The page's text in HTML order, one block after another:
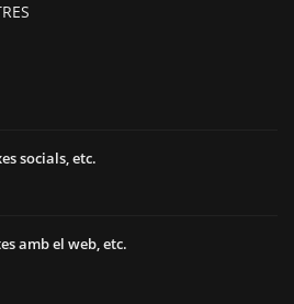
socials, etc.
amb el web, etc.